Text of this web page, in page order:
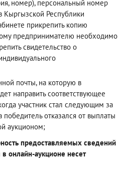
номер), персональный номер
Республики
прикрепить копию
предпринимателю необходимо
свидетельство о
почты, на которую в
направить соответствующее
участник стал следующим за
отказался от выплаты
аукционом;
предоставляемых сведений
онлайн-аукционе несет